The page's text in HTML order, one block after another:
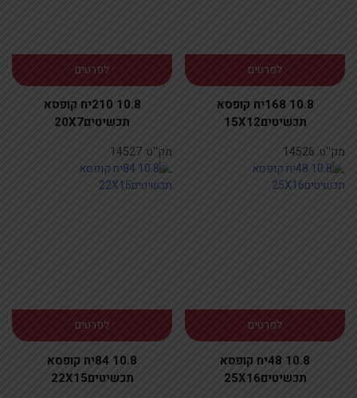
לפרטים
10.8 168יח קופסא
תכשיטים15X12
לפרטים
10.8 210יח קופסא
תכשיטים20X7
מק''ט: 14526
לפרטים
10.8 48יח קופסא
תכשיטים25X16
מק''ט:14527
לפרטים
10.8 84יח קופסא
תכשיטים22X15